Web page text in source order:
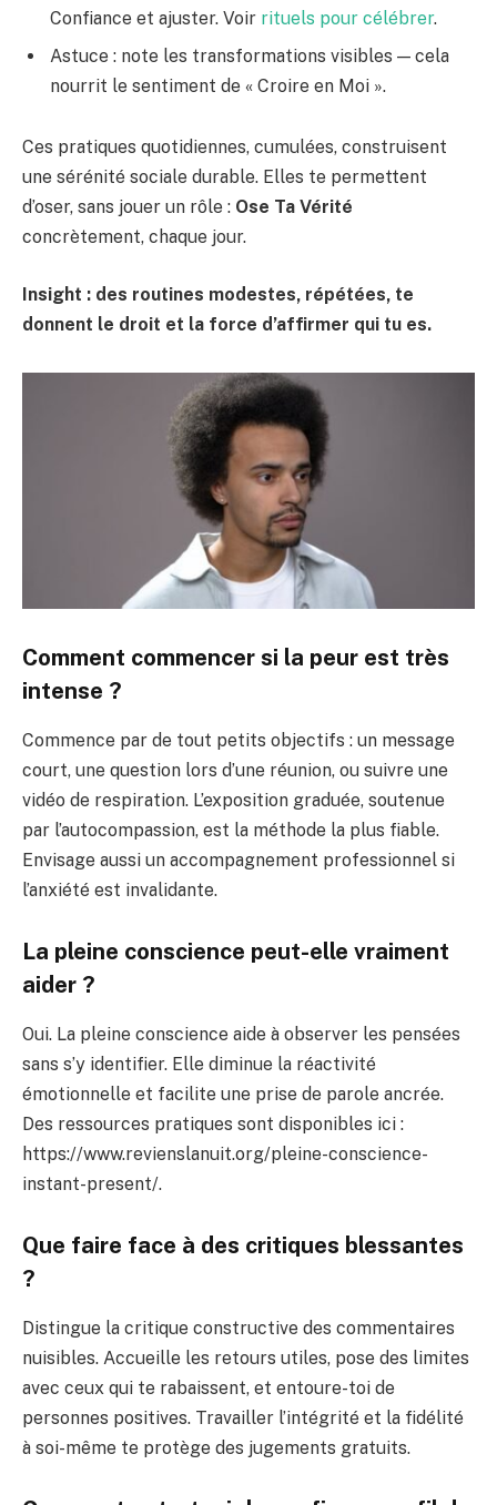
Confiance et ajuster. Voir rituels pour célébrer.
Astuce : note les transformations visibles — cela
nourrit le sentiment de « Croire en Moi ».
Ces pratiques quotidiennes, cumulées, construisent
une sérénité sociale durable. Elles te permettent
d’oser, sans jouer un rôle : Ose Ta Vérité
concrètement, chaque jour.
Insight : des routines modestes, répétées, te
donnent le droit et la force d’affirmer qui tu es.
Comment commencer si la peur est très
intense ?
Commence par de tout petits objectifs : un message
court, une question lors d’une réunion, ou suivre une
vidéo de respiration. L’exposition graduée, soutenue
par l’autocompassion, est la méthode la plus fiable.
Envisage aussi un accompagnement professionnel si
l’anxiété est invalidante.
La pleine conscience peut-elle vraiment
aider ?
Oui. La pleine conscience aide à observer les pensées
sans s’y identifier. Elle diminue la réactivité
émotionnelle et facilite une prise de parole ancrée.
Des ressources pratiques sont disponibles ici :
https://www.revienslanuit.org/pleine-conscience-
instant-present/.
Que faire face à des critiques blessantes
?
Distingue la critique constructive des commentaires
nuisibles. Accueille les retours utiles, pose des limites
avec ceux qui te rabaissent, et entoure-toi de
personnes positives. Travailler l’intégrité et la fidélité
à soi-même te protège des jugements gratuits.